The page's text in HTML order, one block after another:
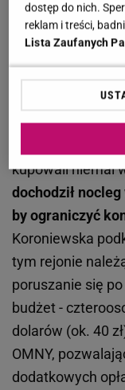
Tak reagują na
Rodzinne
Jak wyznali
przelot do
kupowali niemal
dochodził
by ograniczyć
Koroniewska
tym rejonie
poruszanie się
budżet -
dolarów (ok. 40
OMNY,
dodatkowych
dostęp do nich.
reklam i treści,
Lista Zaufanych